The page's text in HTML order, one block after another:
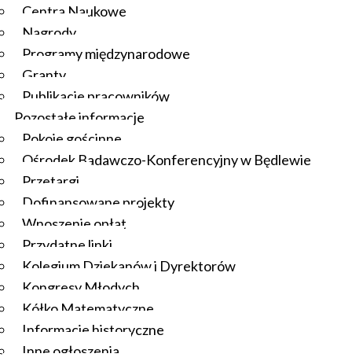
Centra Naukowe
Nagrody
Programy międzynarodowe
Granty
Publikacje pracowników
Pozostałe informacje
Pokoje gościnne
Ośrodek Badawczo-Konferencyjny w Będlewie
Przetargi
Dofinansowane projekty
Wnoszenie opłat
Przydatne linki
Kolegium Dziekanów i Dyrektorów
Kongresy Młodych
Kółko Matematyczne
Informacje historyczne
Inne ogłoszenia